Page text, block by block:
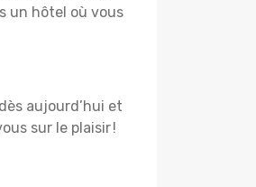
un hôtel où vous
aujourd’hui et
sur le plaisir !